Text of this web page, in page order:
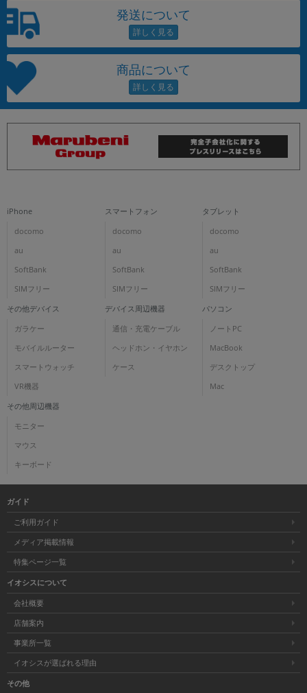
発送について
商品について
iPhone
docomo
au
SoftBank
SIMフリー
スマートフォン
docomo
au
SoftBank
SIMフリー
タブレット
docomo
au
SoftBank
SIMフリー
その他デバイス
ガラケー
モバイルルーター
スマートウォッチ
VR機器
デバイス周辺機器
通信・充電ケーブル
ヘッドホン・イヤホン
ケース
パソコン
ノートPC
MacBook
デスクトップ
Mac
その他周辺機器
モニター
マウス
キーボード
ガイド
ご利用ガイド
メディア掲載情報
特集ページ一覧
イオシスについて
会社概要
店舗案内
事業所一覧
イオシスが選ばれる理由
その他